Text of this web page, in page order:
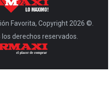
Favorita, Copyright 2026 ©.
derechos reservados.